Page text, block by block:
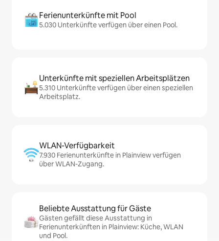
Ferienunterkünfte mit Pool
5.030 Unterkünfte verfügen über einen Pool.
Unterkünfte mit speziellen Arbeitsplätzen
5.310 Unterkünfte verfügen über einen speziellen
Arbeitsplatz.
WLAN-Verfügbarkeit
7.930 Ferienunterkünfte in Plainview verfügen
über WLAN-Zugang.
Beliebte Ausstattung für Gäste
Gästen gefällt diese Ausstattung in
Ferienunterkünften in Plainview: Küche, WLAN
und Pool.